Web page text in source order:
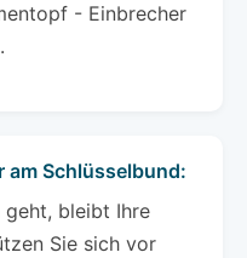
- Einbrecher
am Schlüsselbund:
geht, bleibt Ihre
Sie sich vor